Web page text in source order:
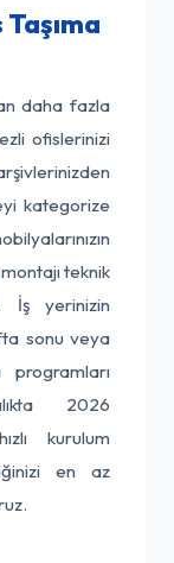
daha fazla
ofislerinizi
kategorize
teknik
İş yerinizin
sonu veya
2026
kurulum
en az